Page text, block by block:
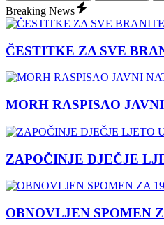
Breaking News
ČESTITKE ZA SVE
MORH RASPISAO
ZAPOČINJE DJEČJE
OBNOVLJEN SPOMEN